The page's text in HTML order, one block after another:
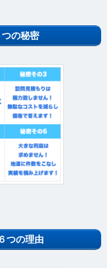
の秘密
つの理由